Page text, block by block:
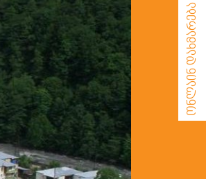
ონლაინ დახმარება